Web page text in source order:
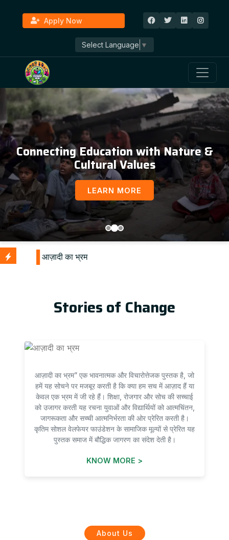
Apply Now
Select Language ▼
Connecting Education with Nature &
Cultural Values
LEARN MORE
Stories of Change
आज़ादी का भ्रम” एक भावनात्मक और विचारोत्तेजक पुस्तक है, जो
हमें यह सोचने पर मजबूर करती है कि क्या हम सच में आज़ाद हैं या
केवल एक भ्रम में जी रहे हैं। शिक्षा, रोजगार और सोच की सच्चाई
को उजागर करती यह रचना युवाओं और विद्यार्थियों को आत्मचिंतन,
जागरूकता और सच्ची आत्मनिर्भरता की ओर प्रेरित करती है।
कृतिम सोशल वेलफेयर फाउंडेशन के सामाजिक मूल्यों से प्रेरित यह
पुस्तक समाज में बौद्धिक जागरण का संदेश देती है।
KNOW MORE >
About Us